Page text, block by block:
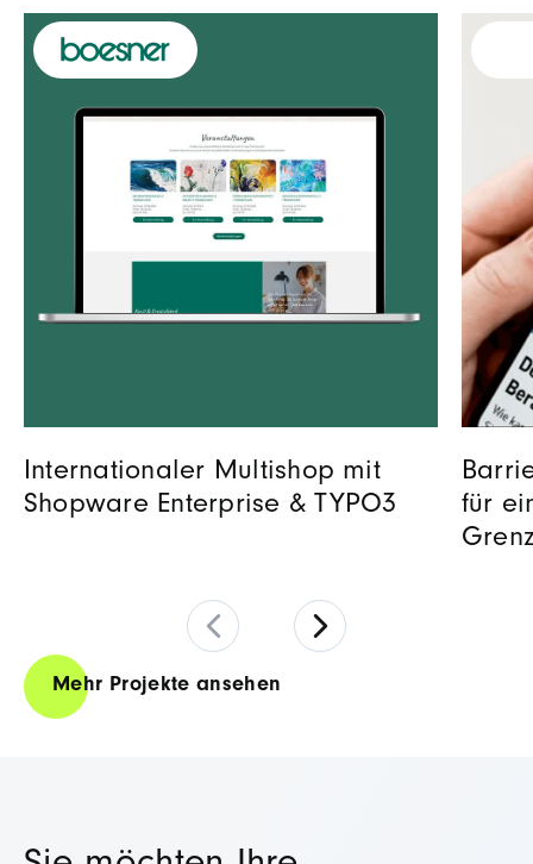
Internationaler Multishop mit
Shopware Enterprise & TYPO3
für
Mehr Projekte ansehen